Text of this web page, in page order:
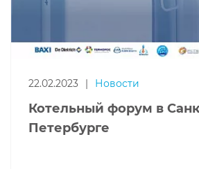
22.02.2023 | Новости
Котельный форум в
Петербурге